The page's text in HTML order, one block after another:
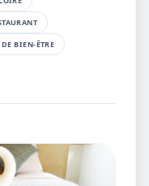
DE BIEN-ÊTRE